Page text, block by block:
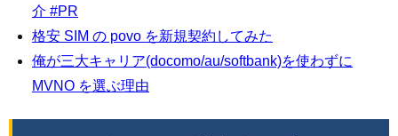
介 #PR
格安 SIM の povo を新規契約してみた
俺が三大キャリア(docomo/au/softbank)を使わずに
MVNO を選ぶ理由